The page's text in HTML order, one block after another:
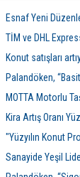
Esnaf Yeni
TİM ve DHL
Konut satışları
Palandöken, “Basit
MOTTA Motorlu
Kira Artış Oranı
"Yüzyılın Konut
Sanayide Yeşil